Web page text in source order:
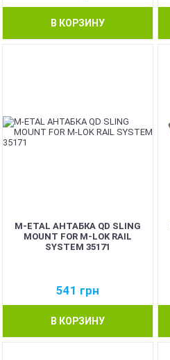
В КОРЗИНУ
M-ETAL АНТАБКА QD SLING
MOUNT FOR M-LOK RAIL
SYSTEM 35171
541 грн
В КОРЗИНУ